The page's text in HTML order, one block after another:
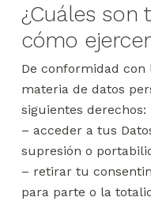
¿Cuáles son
cómo
De conformidad
materia de datos
siguientes derechos:
– acceder a tus
supresión o
– retirar tu
para parte o la